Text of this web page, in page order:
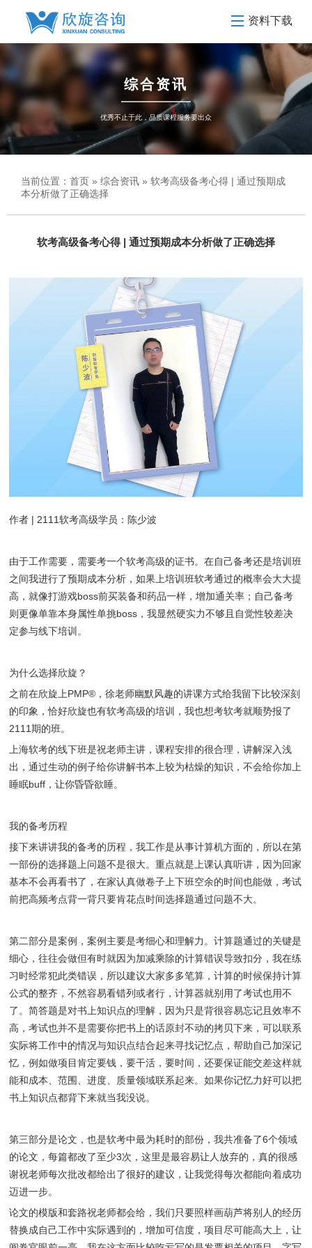
资料下载
综合资讯
优秀不止于此，品质课程服务要出众
当前位置： 首页 » 综合资讯 » 软考高级备考心得 | 通过预期成
本分析做了正确选择
软考高级备考心得 | 通过预期成本分析做了正确选择
作者 | 2111软考高级学员：陈少波
由于工作需要，需要考一个软考高级的证书。在自己备考还是培训班
之间我进行了预期成本分析，如果上培训班软考通过的概率会大大提
高，就像打游戏boss前买装备和药品一样，增加通关率；自己备考
则更像单靠本身属性单挑boss，我显然硬实力不够且自觉性较差决
定参与线下培训。
为什么选择欣旋？
之前在欣旋上PMP®，徐老师幽默风趣的讲课方式给我留下比较深刻
的印象，恰好欣旋也有软考高级的培训，我也想考软考就顺势报了
2111期的班。
上海软考的线下班是祝老师主讲，课程安排的很合理，讲解深入浅
出，通过生动的例子给你讲解书本上较为枯燥的知识，不会给你加上
睡眠buff，让你昏昏欲睡。
我的备考历程
接下来讲讲我的备考的历程，我工作是从事计算机方面的，所以在第
一部份的选择题上问题不是很大。重点就是上课认真听讲，因为回家
基本不会再看书了，在家认真做卷子上下班空余的时间也能做，考试
前把高频考点背一背只要肯花点时间选择题通过问题不大。
第二部分是案例，案例主要是考细心和理解力。计算题通过的关键是
细心，往往会做但有时就因为加减乘除的计算错误导致扣分，我在练
习时经常犯此类错误，所以建议大家多多笔算，计算的时候保持计算
公式的整齐，不然容易看错列或者行，计算器就别用了考试也用不
了。简答题是对书上知识点的理解，因为只是背很容易忘记且效率不
高，考试也并不是需要你把书上的话原封不动的拷贝下来，可以联系
实际将工作中的情况与知识点结合起来寻找记忆点，帮助自己加深记
忆，例如做项目肯定要钱，要干活，要时间，还要保证能交差这样就
能和成本、范围、进度、质量领域联系起来。如果你记忆力好可以把
书上知识点都背下来就当我没说。
第三部分是论文，也是软考中最为耗时的部份，我共准备了6个领域
的论文，每篇都改了至少3次，这里是最容易让人放弃的，真的很感
谢祝老师每次批改都给出了很好的建议，让我觉得每次都能向着成功
迈进一步。
论文的模版和套路祝老师都会给，我们只要照样画葫芦将别人的经历
替换成自己工作中实际遇到的，增加可信度，项目尽可能高大上，让